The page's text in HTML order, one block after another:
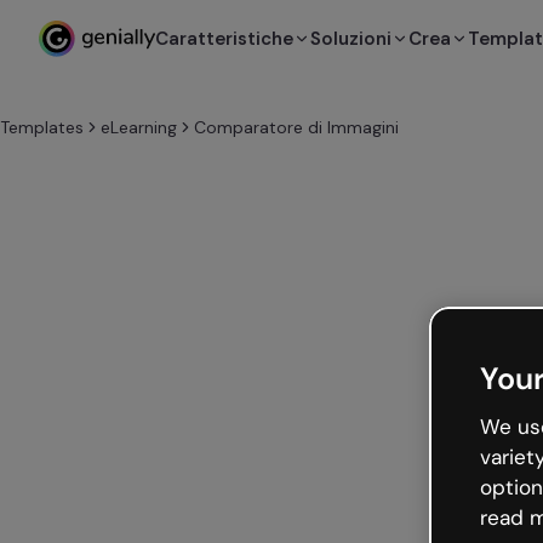
Caratteristiche Soluzioni Crea
Templates eLearning Comparatore di Immagini
We
read